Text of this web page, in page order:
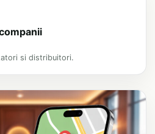
si distribuitori.